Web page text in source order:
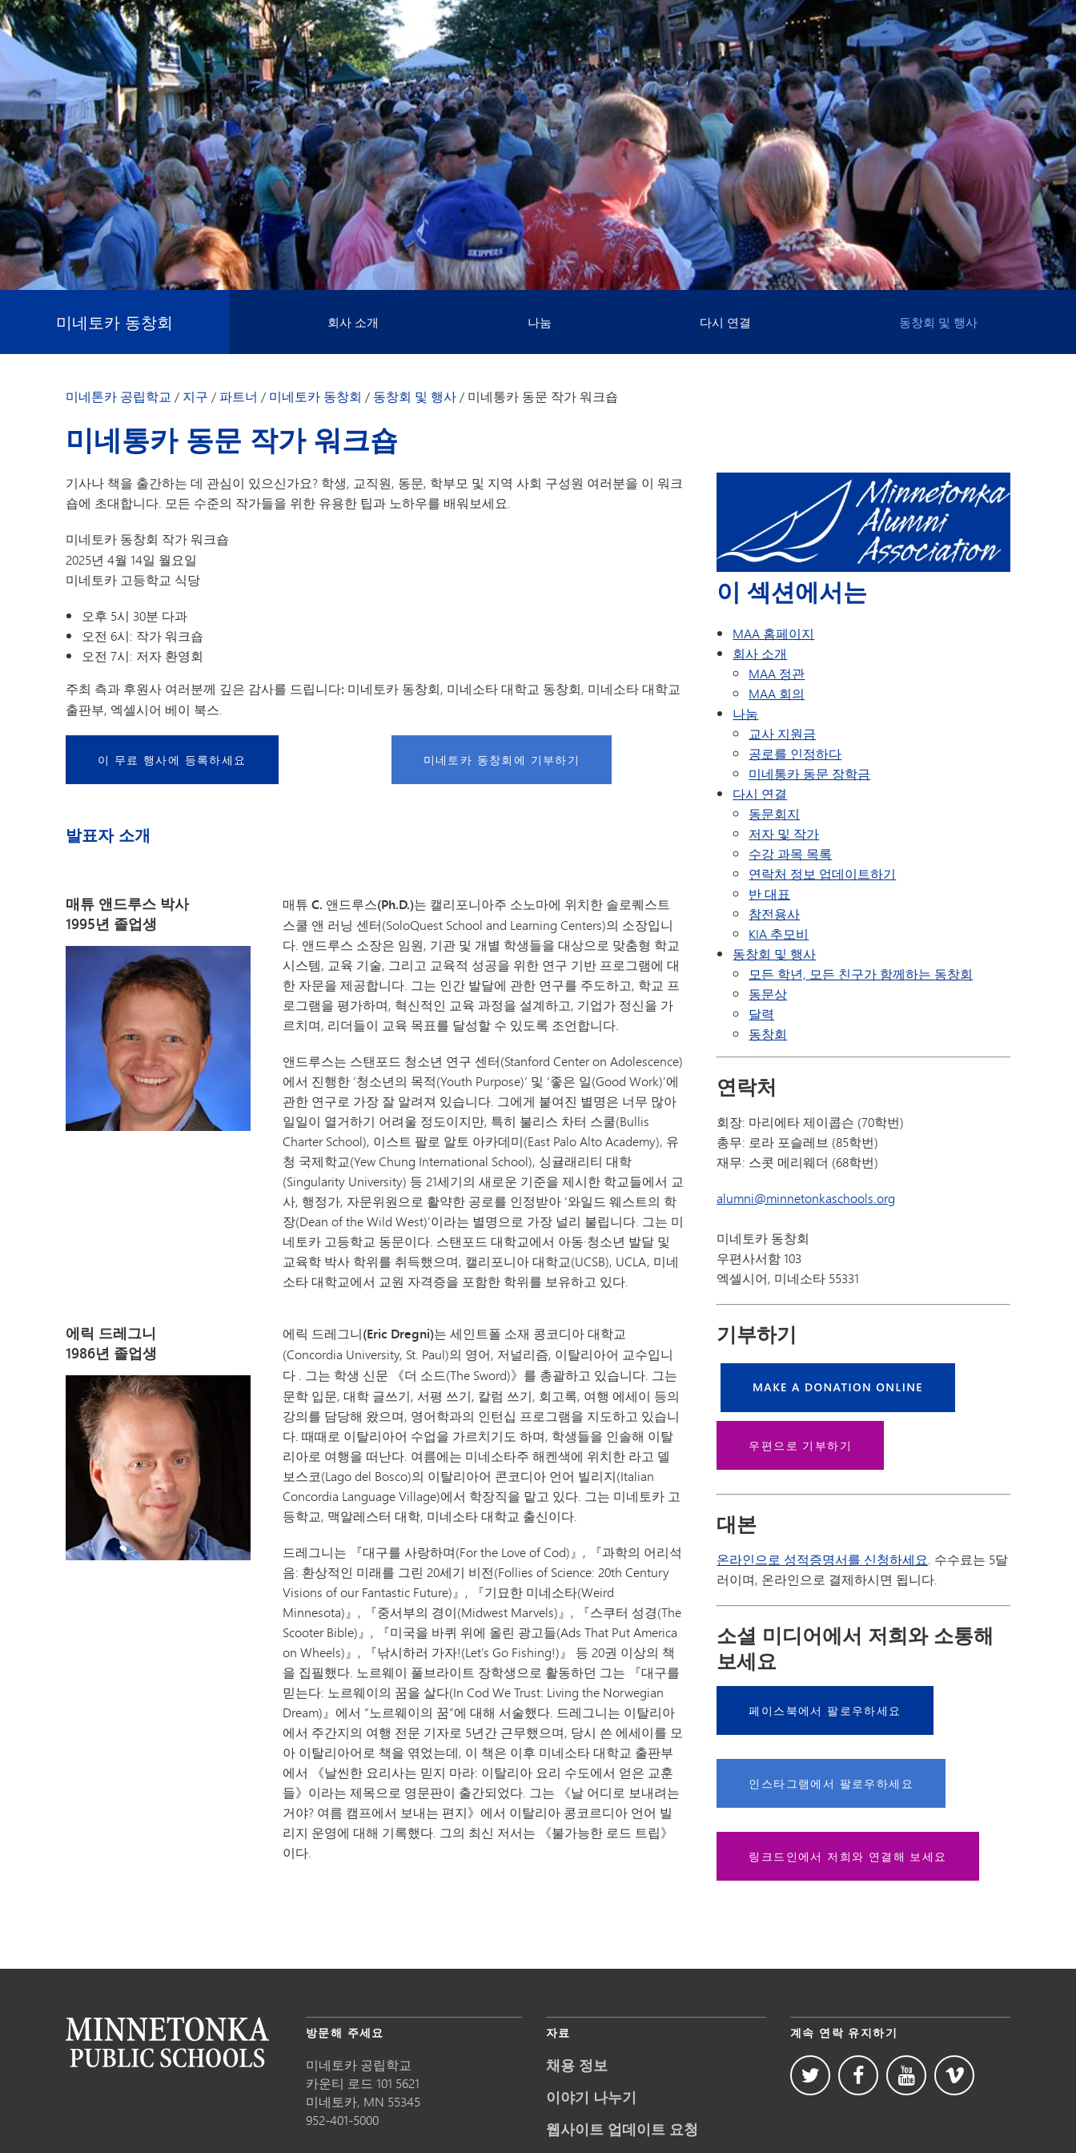
미네토카 동창회 회사 소개
MAA 회의
나눔
공로를 인정하다
다시 연결
KIA 추모비
동창회 및 행사
미네톤카 공립학교 / 지구 / 파트너 / 미네토카 동창회 / 동창회 및 행사/ 미네통카 동문 작가 워크숍
미네통카 동문 작가 워크숍
기사나 책을 출간하는 데 관심이 있으신가요? 학생, 교직원, 동문, 학부모 및 지역 사회 구성원 여러분을 이 워크
숍에 초대합니다. 모든 수준의 작가들을 위한 유용한 팁과 노하우를 배워보세요.
미네토카 동창회 작가 워크숍
2025년 4월 14일 월요일
미네토카 고등학교 식당
오후 5시 30분 다과
오전 6시: 작가 워크숍
오전 7시: 저자 환영회
주최 측과 후원사 여러분께 깊은 감사를 드립니다: 미네토카 동창회, 미네소타 대학교 동창회, 미네소타 대학교
출판부, 엑셀시어 베이 북스.
이 무료 행사에 등록하세요 미네토카 동창회에 기부하기
발표자 소개
매튜 앤드루스 박사
1995년 졸업생
매튜 C. 앤드루스(Ph.D.)는 캘리포니아주 소노마에 위치한 솔로퀘스트
스쿨 앤 러닝 센터(SoloQuest School and Learning Centers)의 소장입니
다. 앤드루스 소장은 임원, 기관 및 개별 학생들을 대상으로 맞춤형 학교
시스템, 교육 기술, 그리고 교육적 성공을 위한 연구 기반 프로그램에 대
한 자문을 제공합니다. 그는 인간 발달에 관한 연구를 주도하고, 학교 프
로그램을 평가하며, 혁신적인 교육 과정을 설계하고, 기업가 정신을 가
르치며, 리더들이 교육 목표를 달성할 수 있도록 조언합니다.
앤드루스는 스탠포드 청소년 연구 센터(Stanford Center on Adolescence)
에서 진행한 ‘청소년의 목적(Youth Purpose)’ 및 ‘좋은 일(Good Work)’에
관한 연구로 가장 잘 알려져 있습니다. 그에게 붙여진 별명은 너무 많아
일일이 열거하기 어려울 정도이지만, 특히 불리스 차터 스쿨(Bullis
Charter School), 이스트 팔로 알토 아카데미(East Palo Alto Academy), 유
청 국제학교(Yew Chung International School), 싱귤래리티 대학
(Singularity University) 등 21세기의 새로운 기준을 제시한 학교들에서 교
사, 행정가, 자문위원으로 활약한 공로를 인정받아 ‘와일드 웨스트의 학
장(Dean of the Wild West)’이라는 별명으로 가장 널리 불립니다. 그는 미
네토카 고등학교 동문이다. 스탠포드 대학교에서 아동·청소년 발달 및
교육학 박사 학위를 취득했으며, 캘리포니아 대학교(UCSB), UCLA, 미네
소타 대학교에서 교원 자격증을 포함한 학위를 보유하고 있다.
에릭 드레그니
1986년 졸업생
에릭 드레그니(Eric Dregni)는세인트폴 소재 콩코디아 대학교
(Concordia University, St. Paul)의 영어, 저널리즘, 이탈리아어 교수입니
다 . 그는 학생 신문 《더 소드(The Sword)》를 총괄하고 있습니다. 그는
문학 입문, 대학 글쓰기, 서평 쓰기, 칼럼 쓰기, 회고록, 여행 에세이 등의
강의를 담당해 왔으며, 영어학과의 인턴십 프로그램을 지도하고 있습니
다. 때때로 이탈리아어 수업을 가르치기도 하며, 학생들을 인솔해 이탈
리아로 여행을 떠난다. 여름에는 미네소타주 해켄색에 위치한 라고 델
보스코(Lago del Bosco)의 이탈리아어 콘코디아 언어 빌리지(Italian
Concordia Language Village)에서 학장직을 맡고 있다. 그는 미네토카 고
등학교, 맥알레스터 대학, 미네소타 대학교 출신이다.
드레그니는 『대구를 사랑하며(For the Love of Cod)』, 『과학의 어리석
음: 환상적인 미래를 그린 20세기 비전(Follies of Science: 20th Century
Visions of our Fantastic Future)』, 『기묘한 미네소타(Weird
Minnesota)』, 『중서부의 경이(Midwest Marvels)』, 『스쿠터 성경(The
Scooter Bible)』, 『미국을 바퀴 위에 올린 광고들(Ads That Put America
on Wheels)』, 『낚시하러 가자!(Let’s Go Fishing!)』 등 20권 이상의 책
을 집필했다. 노르웨이 풀브라이트 장학생으로 활동하던 그는 『대구를
믿는다: 노르웨이의 꿈을 살다(In Cod We Trust: Living the Norwegian
Dream)』에서 “노르웨이의 꿈”에 대해 서술했다. 드레그니는 이탈리아
에서 주간지의 여행 전문 기자로 5년간 근무했으며, 당시 쓴 에세이를 모
아 이탈리아어로 책을 엮었는데, 이 책은 이후 미네소타 대학교 출판부
에서 《날씬한 요리사는 믿지 마라: 이탈리아 요리 수도에서 얻은 교훈
들》이라는 제목으로 영문판이 출간되었다. 그는 《날 어디로 보내려는
거야? 여름 캠프에서 보내는 편지》에서 이탈리아 콩코르디아 언어 빌
리지 운영에 대해 기록했다. 그의 최신 저서는 《불가능한 로드 트립》
이다.
이 섹션에서는
MAA 홈페이지
회사 소개
MAA 정관
MAA 회의
나눔
교사 지원금
공로를 인정하다
미네통카 동문 장학금
다시 연결
동문회지
저자 및 작가
수강 과목 목록
연락처 정보 업데이트하기
반 대표
참전용사
KIA 추모비
동창회 및 행사
모든 학년, 모든 친구가 함께하는 동창회
동문상
달력
동창회
연락처
회장: 마리에타 제이콥슨 (70학번)
총무: 로라 포슬레브 (85학번)
재무: 스콧 메리웨더 (68학번)
alumni@minnetonkaschools.org
미네토카 동창회
우편사서함 103
엑셀시어, 미네소타 55331
기부하기
우편으로 기부하기
대본
온라인으로 성적증명서를 신청하세요. 수수료는 5달
러이며, 온라인으로 결제하시면 됩니다.
소셜 미디어에서 저희와 소통해
보세요
페이스북에서 팔로우하세요
인스타그램에서 팔로우하세요
링크드인에서 저희와 연결해 보세요
방문해 주세요
미네토카 공립학교
카운티 로드 101 5621
미네토카, MN 55345
952-401-5000
자료
채용 정보
이야기 나누기
웹사이트 업데이트 요청
계속 연락 유지하기